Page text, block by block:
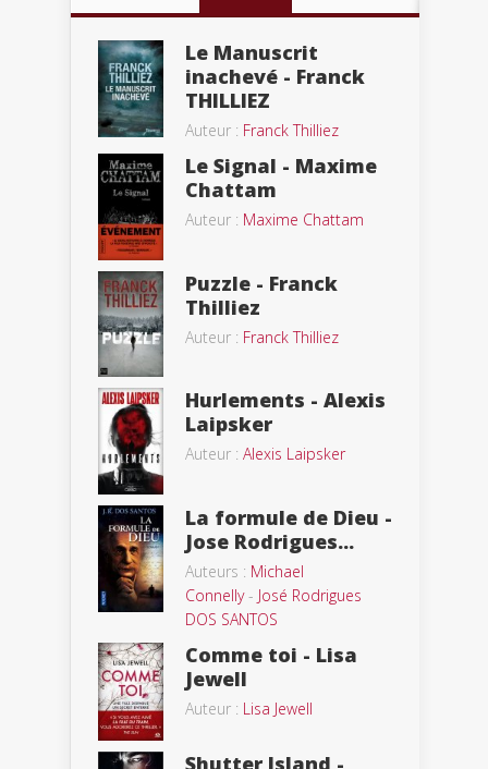
Le Manuscrit
inachevé - Franck
THILLIEZ
Auteur : Franck Thilliez
Le Signal - Maxime
Chattam
Auteur : Maxime Chattam
Puzzle - Franck
Thilliez
Auteur : Franck Thilliez
Hurlements - Alexis
Laipsker
Auteur : Alexis Laipsker
La formule de Dieu -
Jose Rodrigues...
Auteurs : Michael
Connelly- José Rodrigues
DOS SANTOS
Comme toi - Lisa
Jewell
Auteur : Lisa Jewell
Shutter Island -